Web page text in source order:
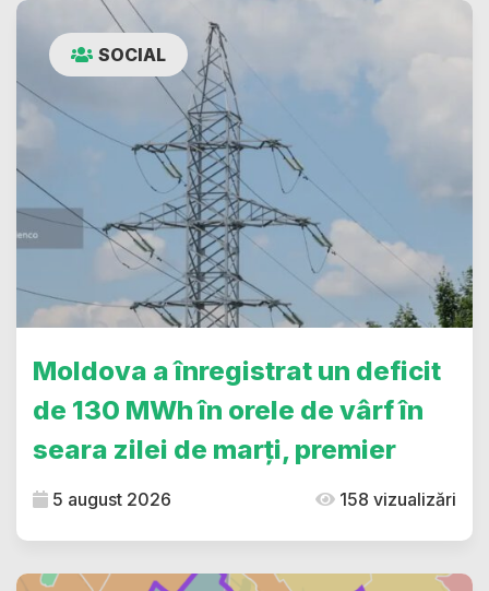
SOCIAL
Moldova a înregistrat un deficit
de 130 MWh în orele de vârf în
seara zilei de marți, premier
5 august 2026 158 vizualizări